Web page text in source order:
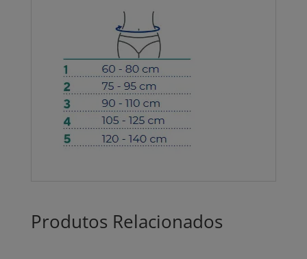
Produtos Relacionados